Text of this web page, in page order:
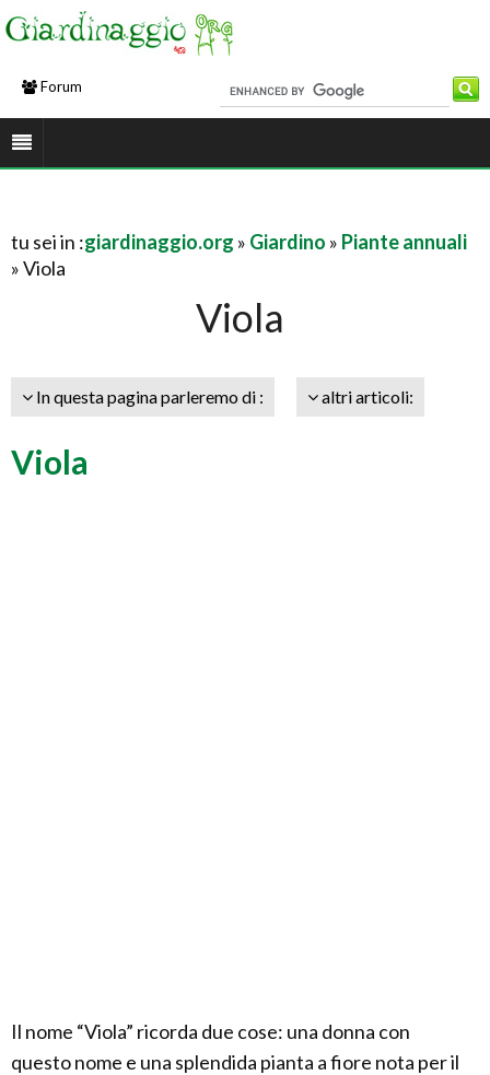
Forum
tu sei in :giardinaggio.org » Giardino » Piante annuali
» Viola
Viola
In questa pagina parleremo di : altri articoli:
Viola
Il nome “Viola” ricorda due cose: una donna con
questo nome e una splendida pianta a fiore nota per il